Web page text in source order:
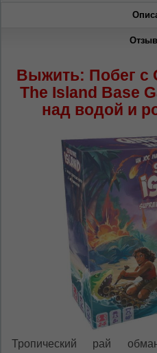
Выжить: Побег с
The Island Base
над водой и
Тропический рай
На каком языке Вы
просматривать наш
În ce limbă ați dori să vedeți site-ul
Беспокоим Вас только один
сохраним Ваш выбор
Vă vom deranja doar o singură
vom salva alegerea limbii.
Если вы хотите
сайта, то это можно всегда
правом верхнем углу
Dacă doriți să schimbați limba site-
oricând să faceți asta în colțul din
al paginii.
RU